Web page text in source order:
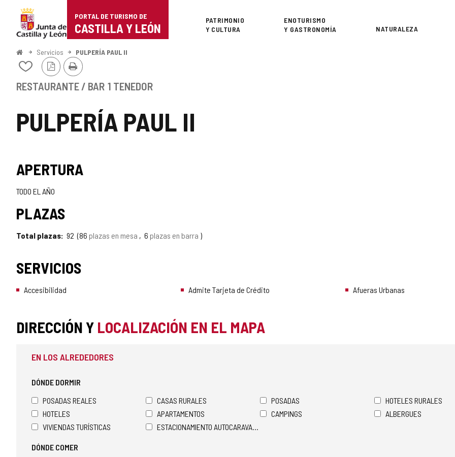
Portal
de
Turismo
Castilla
León
PORTAL DE TURISMO DE
CASTILLA Y LEÓN
Superior
PATRIMONIO
Y CULTURA
ENOTURISMO
Y GASTRONOMÍA
NATURALEZA
InicioServicios PULPERÍA PAUL II
PULPERÍA PAUL II
Añadir/quitar
mis
Versión
PDF
Imprimir
RESTAURANTE / BAR 1 TENEDOR
APERTURA
TODO EL AÑO
PLAZAS
Total plazas 92 86 plazas en mesa 6 plazas en barra
SERVICIOS
Accesibilidad Admite Tarjeta de Crédito Afueras Urbanas
DIRECCIÓN Y LOCALIZACIÓN EN EL MAPA
EN LOS ALREDEDORES
DÓNDE DORMIR
POSADAS REALES
CASAS RURALES POSADAS
HOTELES RURALES
HOTELES
APARTAMENTOS CAMPINGS
ALBERGUES
VIVIENDAS TURÍSTICAS
ESTACIONAMIENTO AUTOCARAVANAS
DÓNDE COMER